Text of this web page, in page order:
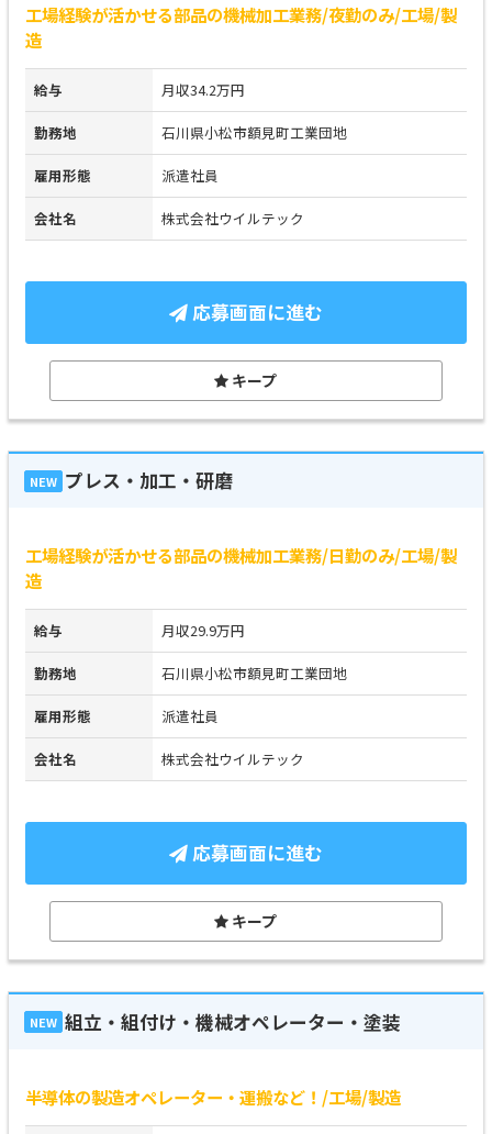
工場経験が活かせる部品の機械加工業務/夜勤のみ/工場/製
造
給与 月収34.2万円
勤務地 石川県小松市額見町工業団地
雇用形態 派遣社員
会社名 株式会社ウイルテック
応募画面に進む
キープ
NEW プレス・加工・研磨
工場経験が活かせる部品の機械加工業務/日勤のみ/工場/製
造
給与 月収29.9万円
勤務地 石川県小松市額見町工業団地
雇用形態 派遣社員
会社名 株式会社ウイルテック
応募画面に進む
キープ
NEW 組立・組付け・機械オペレーター・塗装
半導体の製造オペレーター・運搬など！/工場/製造